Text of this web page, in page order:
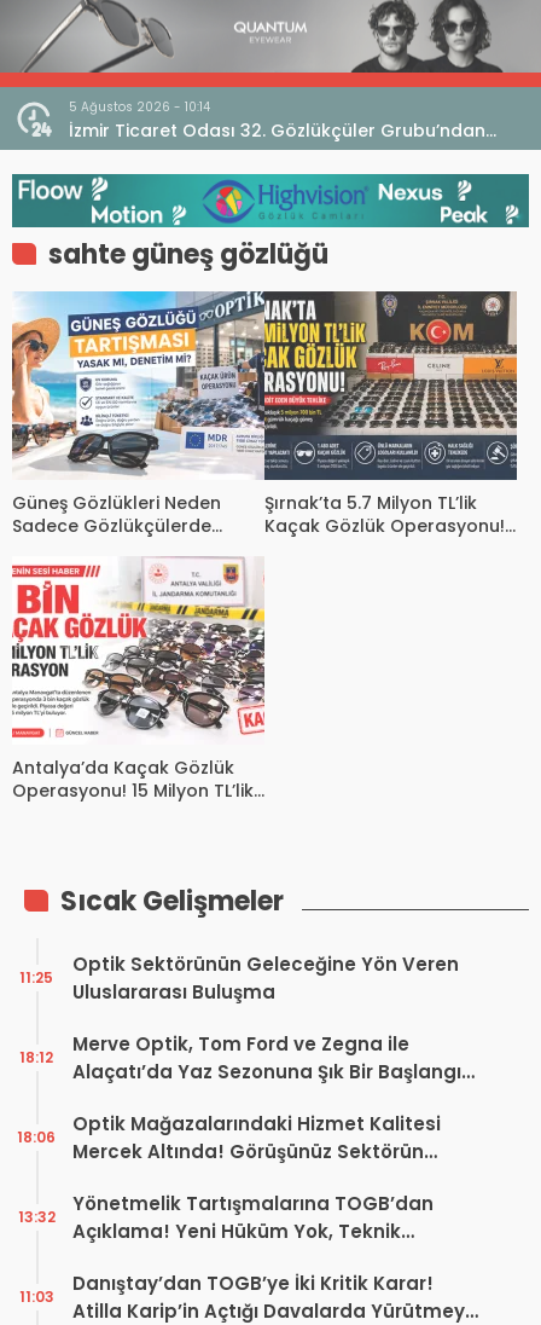
5 Ağustos 2026 - 10:14
İzmir Ticaret Odası 32. Gözlükçüler Grubu’ndan
TEBD II DigitaliSME Dijital Dönüşüm Projesi açıklaması
sahte güneş gözlüğü
Güneş Gözlükleri Neden
Sadece Gözlükçülerde
Şırnak’ta 5.7 Milyon TL’lik
Kaçak Gözlük Operasyonu!
Antalya’da Kaçak Gözlük
Operasyonu! 15 Milyon TL’lik
Sıcak Gelişmeler
Optik Sektörünün Geleceğine Yön Veren
Uluslararası Buluşma
11:25
Merve Optik, Tom Ford ve Zegna ile
Alaçatı’da Yaz Sezonuna Şık Bir Başlangıç ​​
18:12
Optik Mağazalarındaki Hizmet Kalitesi
Mercek Altında! Görüşünüz Sektörün
18:06
Yönetmelik Tartışmalarına TOGB’dan
Açıklama! Yeni Hüküm Yok, Teknik
13:32
Danıştay’dan TOGB’ye İki Kritik Karar!
Atilla Karip’in Açtığı Davalarda Yürütmeyi
11:03